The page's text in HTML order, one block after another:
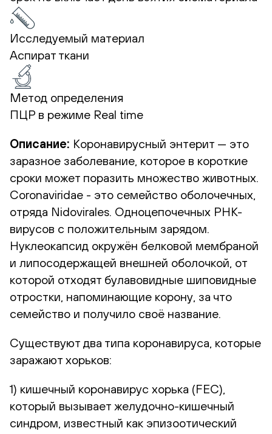
Исследуемый материал
Аспират ткани
Метод определения
ПЦР в режиме Real time
Описание: Коронавирусный энтерит — это
заразное заболевание, которое в короткие
сроки может поразить множество животных.
Coronaviridae - это семейство оболочечных,
отряда Nidovirales. Одноцепочечных РНК-
вирусов с положительным зарядом.
Нуклеокапсид окружён белковой мембраной
и липосодержащей внешней оболочкой, от
которой отходят булавовидные шиповидные
отростки, напоминающие корону, за что
семейство и получило своё название.
Существуют два типа коронавируса, которые
заражают хорьков:
1) кишечный коронавирус хорька (FEC),
который вызывает желудочно-кишечный
синдром, известный как эпизоотический